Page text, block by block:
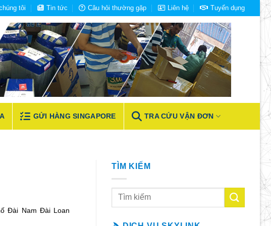
tôi Tin tức Câu hỏi thường gặp Liên hệ Tuyển dụng
GỬI HÀNG SINGAPORE TRA CỨU VẬN ĐƠN
Đài Nam Đài Loan
TÌM KIẾM